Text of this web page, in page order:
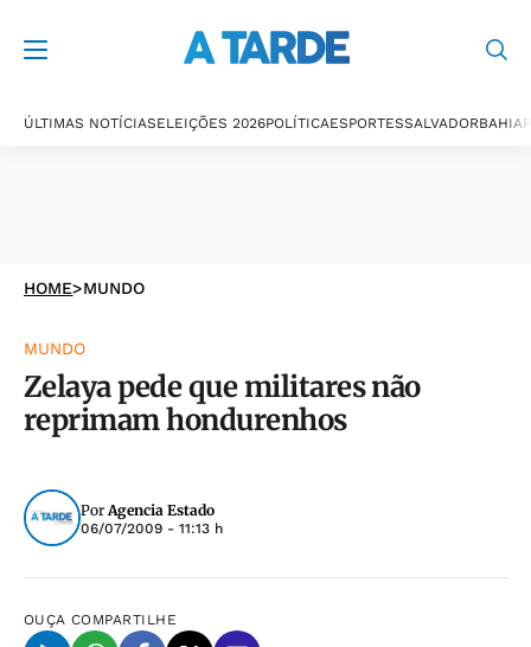
ÚLTIMAS NOTÍCIASELEIÇÕES 2026POLÍTICAESPORTESSALVADORBAHIA
HOME>MUNDO
MUNDO
Zelaya pede que militares não
reprimam hondurenhos
PorAgencia Estado
06/07/2009 - 11:13 h
OUÇA COMPARTILHE